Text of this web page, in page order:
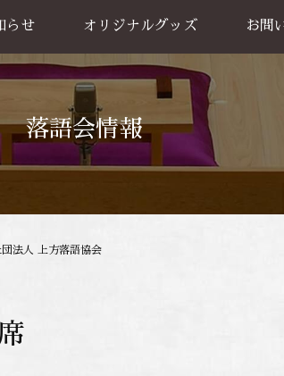
らせ オリジナルグッズ
グッズ販売
お買い物方法
お問
落語会情報
法人 上方落語協会